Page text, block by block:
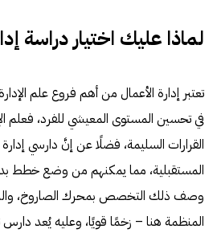
لماذا عليك اختيار دراسة
تعتبر إدارة الأعمال من أهم فروع علم
في تحسين المستوى المعيشي للفرد، فعلم
القرارات السليمة، فضلًا عن إنَّ دارسي إدارة
المستقبلية، مما يمكنهم من وضع خطط
وصف ذلك التخصص بمحرك الصاروخ،
المنظمة هنا – زخمًا قويًا، وعليه يُعد